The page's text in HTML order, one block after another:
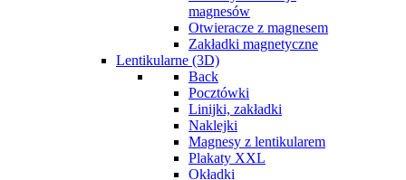
magnesów
Otwieracze z magnesem
Zakładki magnetyczne
Lentikularne (3D)
Back
Pocztówki
Linijki, zakładki
Naklejki
Magnesy z lentikularem
Plakaty XXL
Okładki